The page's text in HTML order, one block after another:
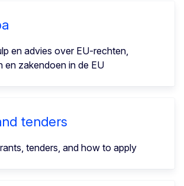
en advies over EU-rechten,
en zakendoen in de EU
tenders
tenders, and how to apply